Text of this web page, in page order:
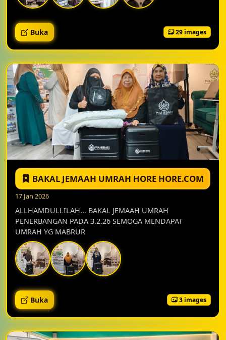
Buka 29 images
BAKAL JEMAAH UMRAH HORE HORE.COM
17 Jan 2026
ALLHAMDULLILAH... BAKAL JEMAAH UMRAH
PENERBANGAN PADA 3.2.26 SEMOGA MENDAPAT
UMRAH YG MABRUR
Buka 3 images